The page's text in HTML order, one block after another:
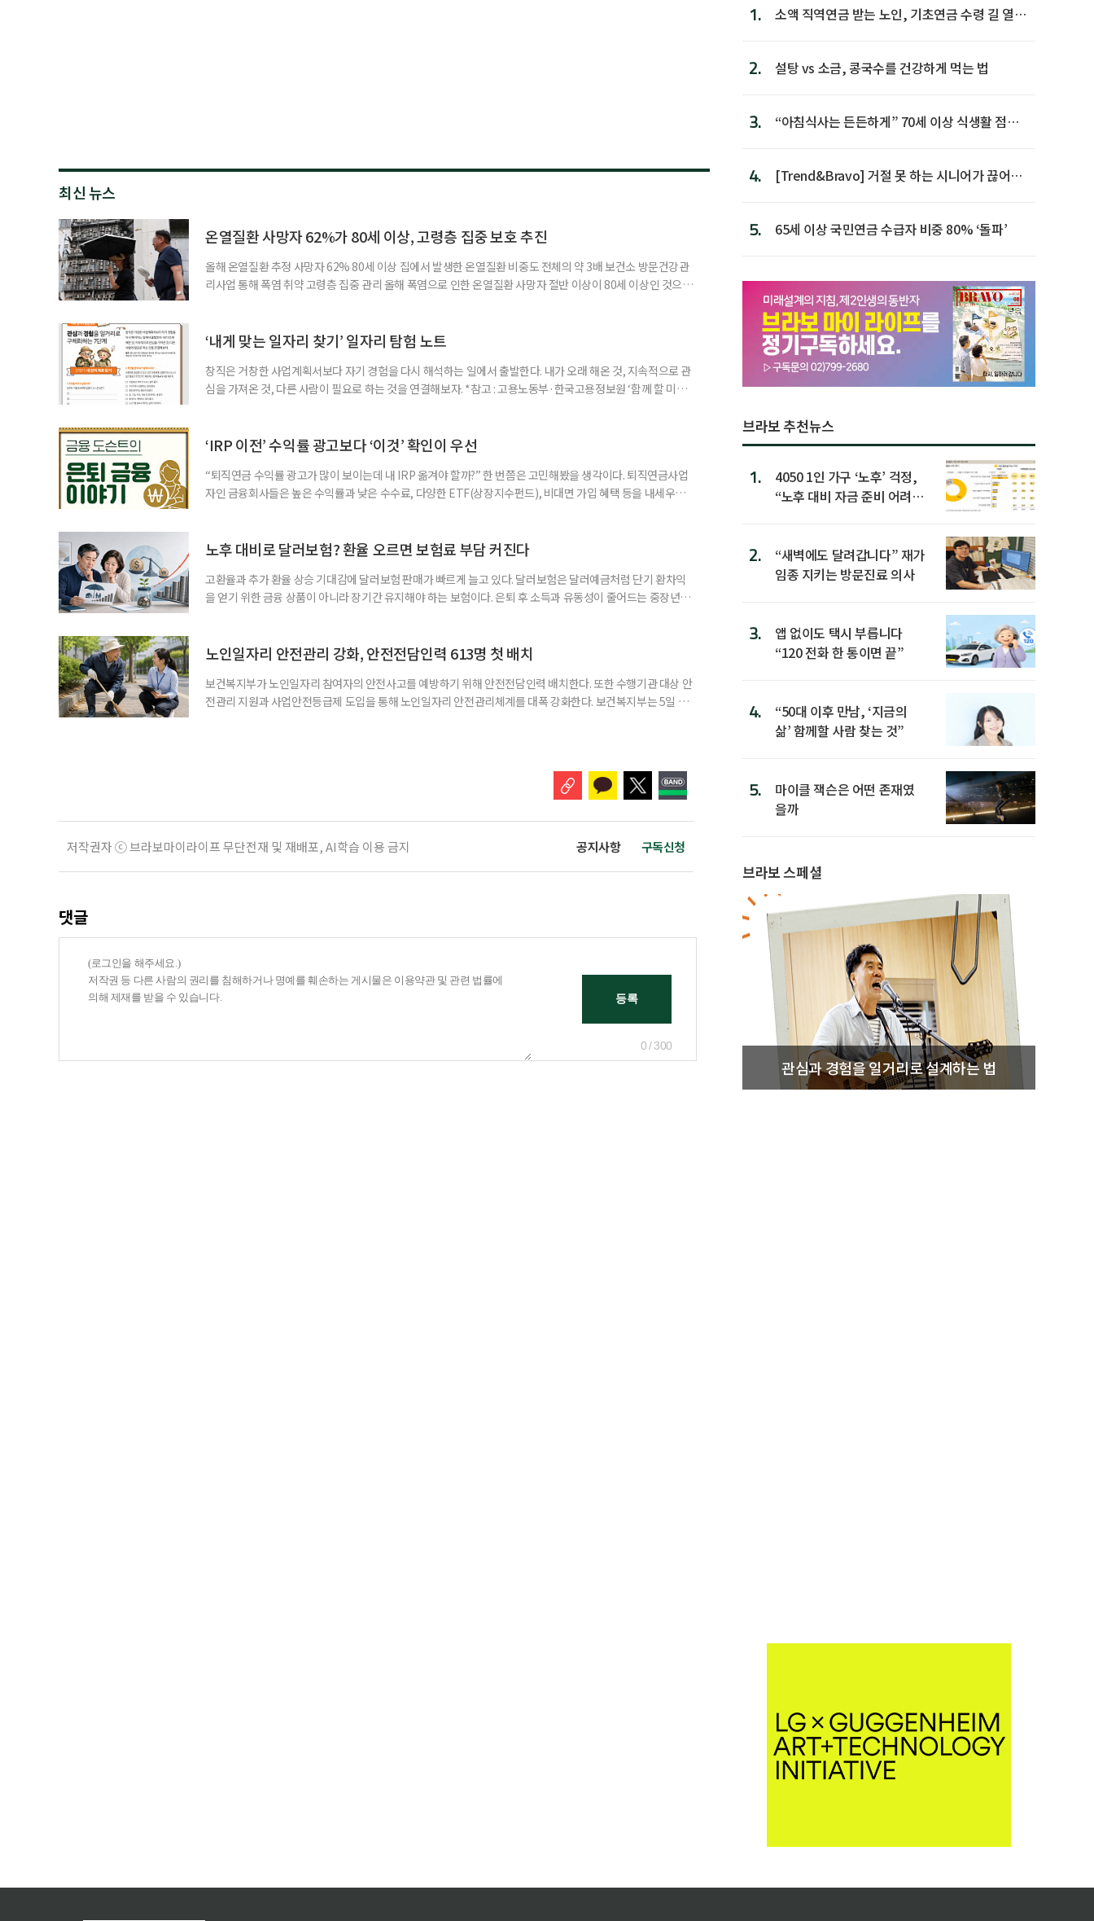
최신 뉴스
온열질환 사망자 62%가 80세 이상, 고령층 집중 보호 추진
올해 온열질환 추정 사망자 62% 80세 이상 집에서 발생한 온열질환 비중도 전체의 약 3배 보건소 방문건강관
리사업 통해 폭염 취약 고령층 집중 관리 올해 폭염으로 인한 온열질환 사망자 절반 이상이 80세 이상인 것으로
고령층은 825명(33.8%), 80세 이상은 300명(12.3%)으로 집계됐다. 연령별 환자 수
‘내게 맞는 일자리 찾기’ 일자리 탐험 노트
창직은 거창한 사업계획서보다 자기 경험을 다시 해석하는 일에서 출발한다. 내가 오래 해온 것, 지속적으로 관
심을 가져온 것, 다른 사람이 필요로 하는 것을 연결해보자. *참고 : 고용노동부·한국고용정보원 ‘함께 할 미래
2._______________ 3._______________ ▷ 그중 내가 직접 해볼 만
‘IRP 이전’ 수익률 광고보다 ‘이것’ 확인이 우선
“퇴직연금 수익률 광고가 많이 보이는데 내 IRP 옮겨야 할까?” 한 번쯤은 고민해봤을 생각이다. 퇴직연금사업
자인 금융회사들은 높은 수익률과 낮은 수수료, 다양한 ETF(상장지수펀드), 비대면 가입 혜택 등을 내세우며
사들이 내세우는 퇴직연금 수익률은 눈에 잘 들어온다. 하지만 수익률 숫자는 기준에 따라달라질 수 있다.
노후 대비로 달러보험? 환율 오르면 보험료 부담 커진다
고환율과 추가 환율 상승 기대감에 달러보험 판매가 빠르게 늘고 있다. 달러보험은 달러예금처럼 단기 환차익
을 얻기 위한 금융 상품이 아니라 장기간 유지해야 하는 보험이다. 은퇴 후 소득과 유동성이 줄어드는 중장년층
집계됐다. 전년 동기 판매량인 2만2000건의 두 배를 웃도는 수준이다. 달러보험은 보험료를 달러로 내고
노인일자리 안전관리 강화, 안전전담인력 613명 첫 배치
보건복지부가 노인일자리 참여자의 안전사고를 예방하기 위해 안전전담인력 배치한다. 또한 수행기관 대상 안
전관리 지원과 사업안전등급제 도입을 통해 노인일자리 안전관리체계를 대폭 강화한다. 보건복지부는 5일 노
저작권자 ⓒ 브라보마이라이프 무단전재 및 재배포, AI학습 이용 금지 공지사항 구독신청
댓글
0 / 300
1.
소액 직역연금 받는 노인, 기초연금 수령 길 열린
2. 설탕 vs 소금, 콩국수를 건강하게 먹는 법
3.
“아침식사는 든든하게” 70세 이상 식생활 점수
4.
[Trend&Bravo] 거절 못 하는 시니어가 끊어야
5. 65세 이상 국민연금 수급자 비중 80% ‘돌파’
브라보 추천뉴스
1.
4050 1인 가구 ‘노후’ 걱정,
“노후 대비 자금 준비 어려
2.
“새벽에도 달려갑니다” 재가
임종 지키는 방문진료 의사
3.
앱 없이도 택시 부릅니다
“120 전화 한 통이면 끝”
4.
“50대 이후 만남, ‘지금의
삶’ 함께할 사람 찾는 것”
5.
마이클 잭슨은 어떤 존재였
을까
브라보 스페셜
관심과 경험을 일거리로 설계하는 법